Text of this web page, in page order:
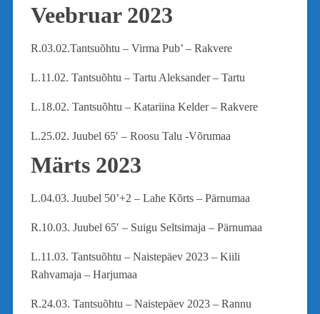
Veebruar 2023
R.03.02.Tantsuõhtu – Virma Pub’ – Rakvere
L.11.02. Tantsuõhtu – Tartu Aleksander – Tartu
L.18.02. Tantsuõhtu – Katariina Kelder – Rakvere
L.25.02. Juubel 65′ – Roosu Talu -Võrumaa
Märts 2023
L.04.03. Juubel 50’+2 – Lahe Kõrts – Pärnumaa
R.10.03. Juubel 65′ – Suigu Seltsimaja – Pärnumaa
L.11.03. Tantsuõhtu – Naistepäev 2023 – Kiili
Rahvamaja – Harjumaa
R.24.03. Tantsuõhtu – Naistepäev 2023 – Rannu